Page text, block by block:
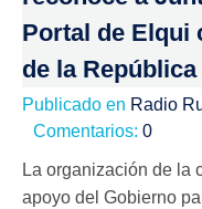
Portal de Elqui
de la República
Publicado en Radio
Comentarios: 0
La organización de la
apoyo del Gobierno